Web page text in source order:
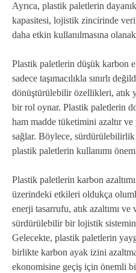
Ayrıca, plastik paletlerin
kapasitesi, lojistik zincirinde
daha etkin kullanılmasına olanak
Plastik paletlerin düşük karbon
sadece taşımacılıkla sınırlı
dönüştürülebilir özellikleri, atık
bir rol oynar. Plastik paletlerin
ham madde tüketimini azaltır
sağlar. Böylece, sürdürülebilirlik
plastik paletlerin kullanımı
Plastik paletlerin karbon
üzerindeki etkileri oldukça
enerji tasarrufu, atık azaltımı
sürdürülebilir bir lojistik
Gelecekte, plastik paletlerin
birlikte karbon ayak izini
ekonomisine geçiş için önemli bir